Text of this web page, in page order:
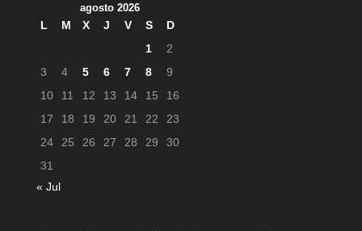
agosto 2026
L M X J V S
D
1
2
3
4 5 6 7 8
9
10
11 12 13 14 15
16
17
18 19 20 21 22
23
24
25 26 27 28 29
30
31
« Jul